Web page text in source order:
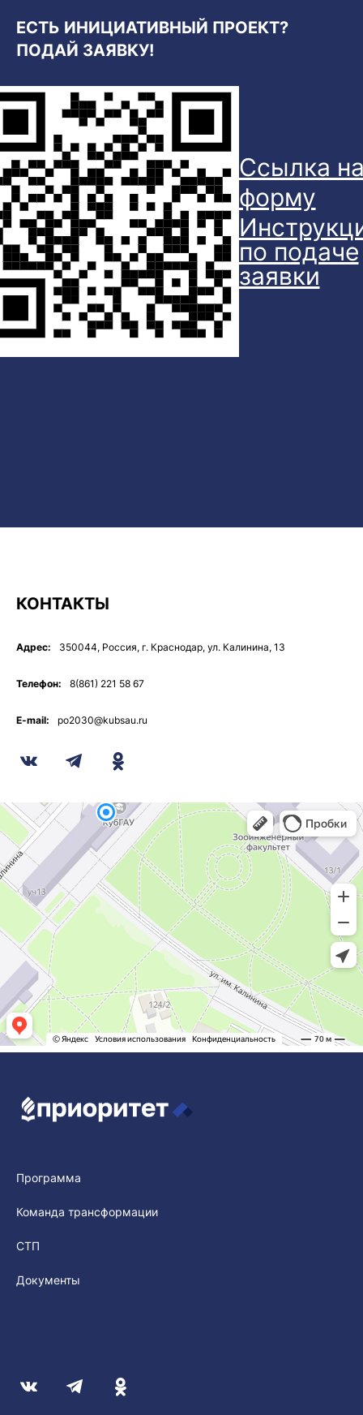
ЕСТЬ ИНИЦИАТИВНЫЙ ПРОЕКТ?
ПОДАЙ ЗАЯВКУ!
Ссылка
форму
по подаче
заявки
КОНТАКТЫ
Адрес: 350044, Россия, г. Краснодар, ул. Калинина, 13
Телефон: 8(861) 221 58 67
E-mail: po2030@kubsau.ru
Программа
Команда трансформации
СТП
Документы